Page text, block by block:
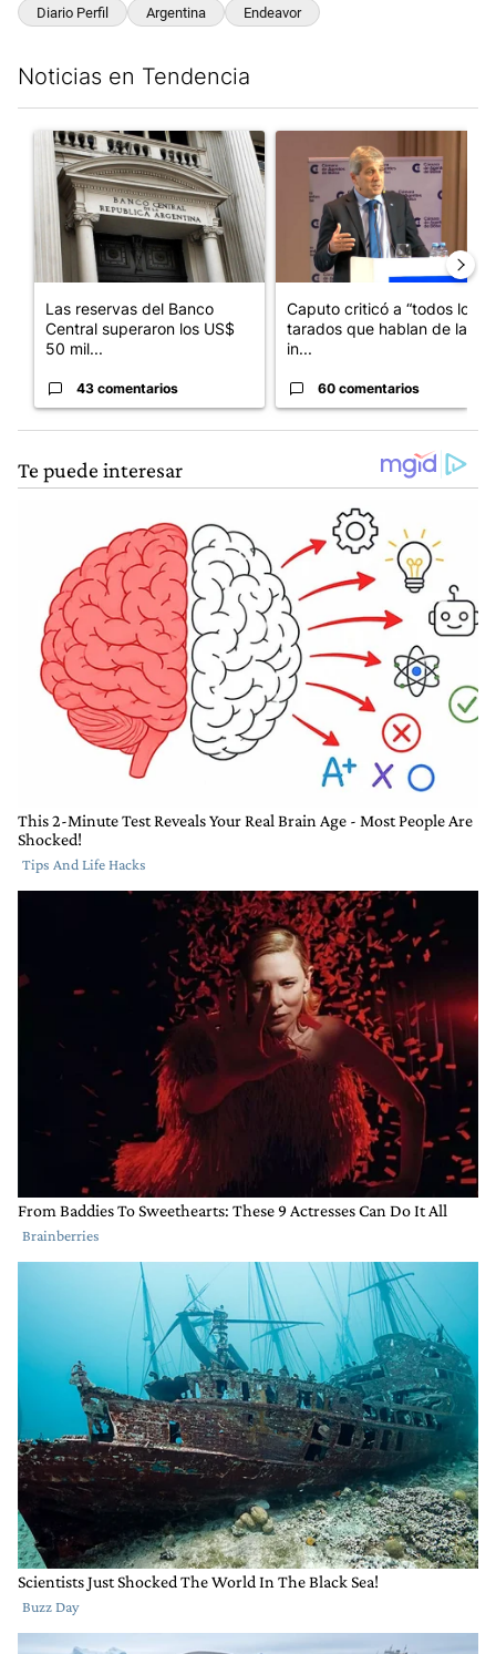
Diario Perfil Argentina Endeavor
Noticias en Tendencia
Un artículo de tendencia con el título "Las reservas del Banco
Las reservas del Banco
Central superaron los US$
50 mil...
43 comentarios
Caputo criticó a “todos los
tarados que hablan de la
in...
60 comentarios